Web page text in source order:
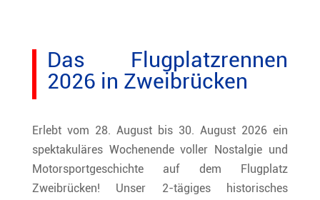
Das Flugplatzrennen
2026 in Zweibrücken
Erlebt vom 28. August bis 30. August 2026 ein
spektakuläres Wochenende voller Nostalgie und
Motorsportgeschichte auf dem Flugplatz
Zweibrücken! Unser 2-tägiges historisches